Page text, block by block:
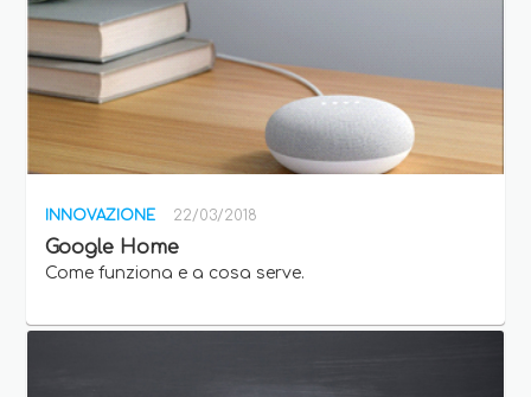
INNOVAZIONE 22/03/2018
Google Home
Come funziona e a cosa serve.